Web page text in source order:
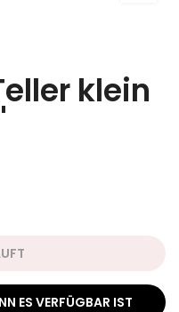
klein
ES VERFÜGBAR IST